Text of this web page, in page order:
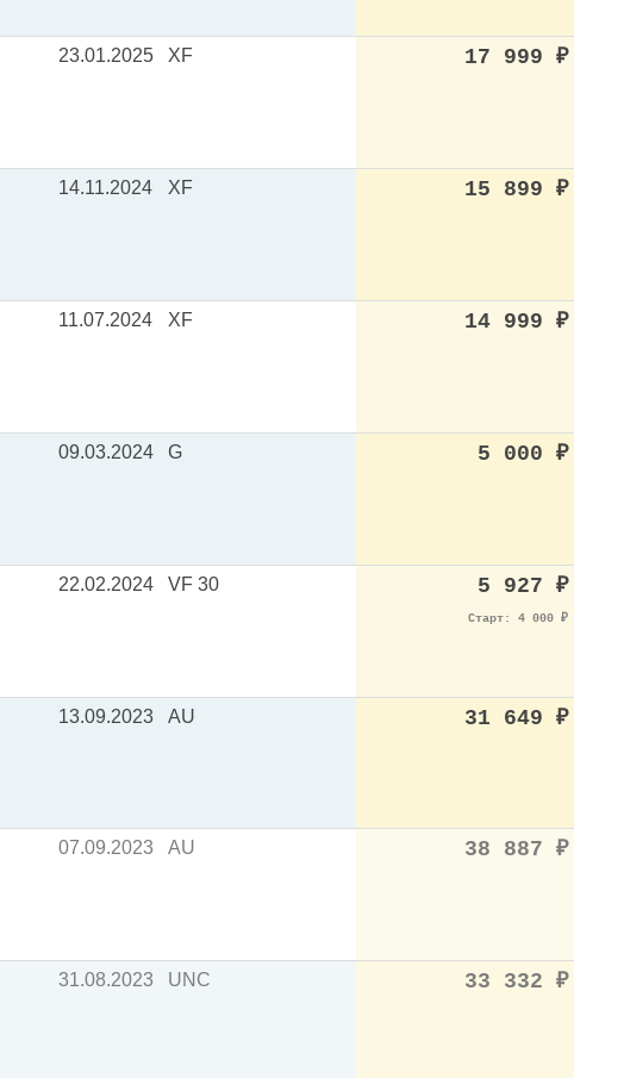
23.01.2025 XF 17 999 ₽
14.11.2024 XF 15 899 ₽
11.07.2024 XF 14 999 ₽
09.03.2024 G 5 000 ₽
22.02.2024 VF 30 5 927 ₽
Старт: 4 000 ₽
13.09.2023 AU 31 649 ₽
07.09.2023 AU 38 887 ₽
31.08.2023 UNC 33 332 ₽